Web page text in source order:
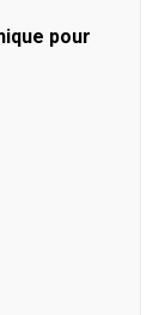
pour